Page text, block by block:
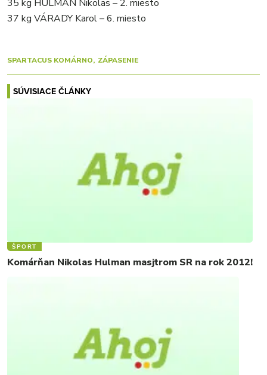
35 kg HULMAN Nikolas – 2. miesto
37 kg VÁRADY Karol – 6. miesto
SPARTACUS KOMÁRNO ZÁPASENIE
SÚVISIACE ČLÁNKY
ŠPORT
Komárňan Nikolas Hulman masjtrom SR na rok 2012!